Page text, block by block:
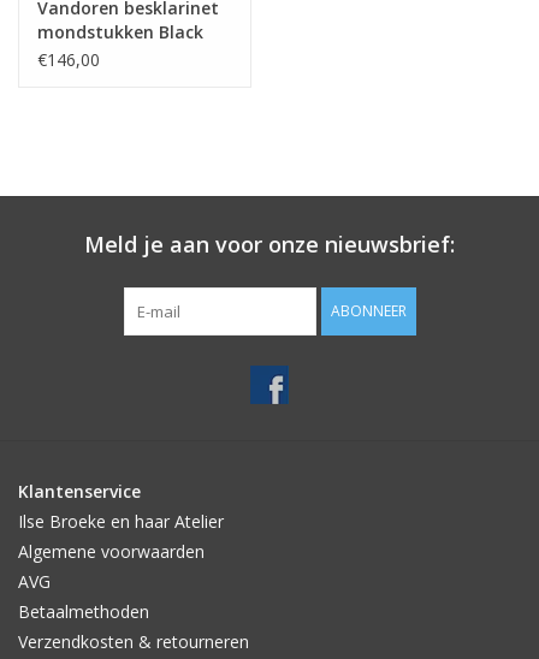
Vandoren besklarinet
mondstukken Black
Diamond
€146,00
Meld je aan voor onze nieuwsbrief:
ABONNEER
Klantenservice
Ilse Broeke en haar Atelier
Algemene voorwaarden
AVG
Betaalmethoden
Verzendkosten & retourneren